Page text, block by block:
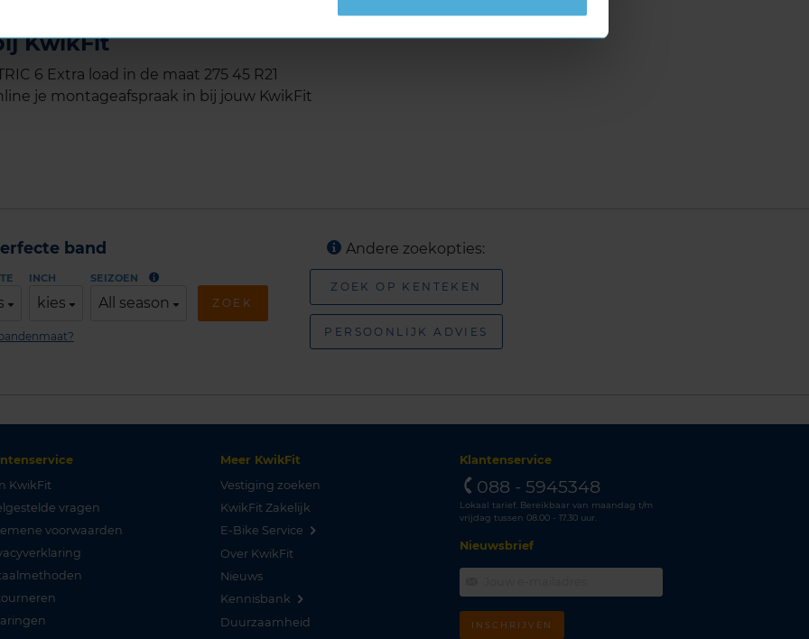
6 Extra load in de
KwikFit
6 Extra load in de maat 275 45 R21
je montageafspraak in bij jouw KwikFit
band
INCH
kies
SEIZOEN
All season ZOEK
Andere zoekopties:
ZOEK OP KENTEKEN
PERSOONLIJK ADVIES
KwikFit
vragen
voorwaarden
Meer KwikFit
Vestiging zoeken
KwikFit Zakelijk
E-Bike Service
Over KwikFit
Nieuws
Kennisbank
Duurzaamheid
Klantenservice
088 - 5945348
Lokaal tarief. Bereikbaar van maandag t/m
vrijdag tussen 08.00 - 17.30 uur.
Nieuwsbrief
INSCHRIJVEN